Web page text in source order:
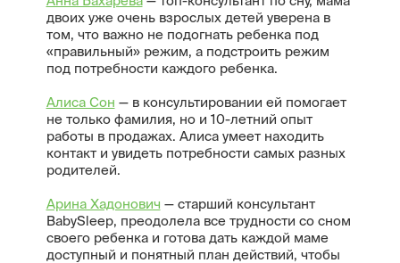
двоих уже очень взрослых детей уверена в
том, что важно не подогнать ребенка под
«правильный» режим, а подстроить режим
под потребности каждого ребенка.
Алиса Сон — в консультировании ей помогает
не только фамилия, но и 10-летний опыт
работы в продажах. Алиса умеет находить
контакт и увидеть потребности самых разных
родителей.
Арина Хадонович — старший консультант
BabySleep, преодолела все трудности со сном
своего ребенка и готова дать каждой маме
доступный и понятный план действий, чтобы